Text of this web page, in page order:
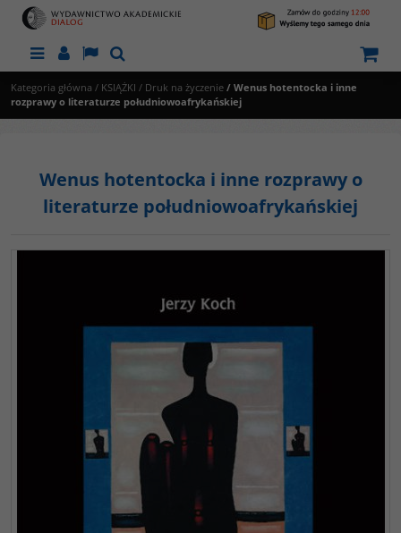
MenuPanelLangSzukaj
Kategoria główna / KSIĄŻKI / Druk na życzenie / Wenus hotentocka i inne
rozprawy o literaturze południowoafrykańskiej
Wenus hotentocka i inne rozprawy o
literaturze południowoafrykańskiej